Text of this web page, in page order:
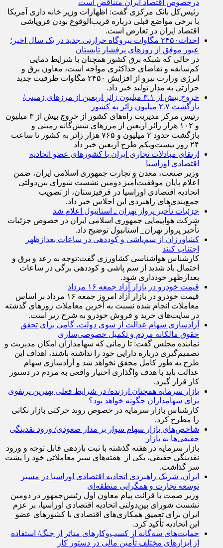
درخصوص اقتصاد ایران متناقض است
رئیس‌کل بانک مرکزی گفت: اظهارات وزیر خانه داری آمریکا
با برخی مواضع قبلی درباره قریب‌الوقوع بودن فروپاشی
اقتصاد ایران در تعارض است.
احداث۲۴۵۰ مگاوات نیروگاه حرارتی جدید در یک سال اخیر؛
عبور موفق از روز‌های پرفشار تابستان
در حالی که شبکه برق کشور همچنان با شرایط دمایی
کم‌سابقه و تقاضای حداکثری مواجه است، معاون برق و
انرژی وزارت نیرو از افزایش ۲۴۵۰ مگاوات ظرفیت جدید
حرارتی به مدار تولید خبر داد.
خروج بیش از ۳.۱ میلیون زائر اربعین از مرزهای زمینی/
بازگشت ۲.۷ میلیون زائر به کشور
رئیس مرکز مدیریت راه‌های کشور از خروج بیش از ۳ میلیون
و ۱۰۲ هزار زائر اربعین از مرزهای شش‌گانه زمینی و
بازگشت حدود ۲ میلیون و ۷۶۵ هزار زائر به کشور تا ساعت
۲۴ روز بیست‌ویکم طرح اربعین خبر داد
ارتقای مبادلات تجاری ایران با کشور‌های عضو اتحادیه
اقتصادی اوراسیا
وزیر صنعت، معدن و تجارت جمهوری اسلامی ایران، ضمن
اعلام پایان موفقیت‌آمیز دومین نشست شورای بین‌دولتی
اتحادیه اقتصادی اوراسیا در قرقیزستان، از تصویب
جمع‌بندی‌های راهبردی این اجلاس خبر داد.
جزئیات تأخیر پرواز تهران ـ استانبول اعلام شد
شرکت هواپیمایی جمهوری اسلامی ایران در خصوص جزئیات
تأخیر پرواز تهران_ استانبول توضیح داد.
کشاورزان از سم‌پاشی و کوددهی در ساعات بعدازظهر
اجتناب کنند
کارشناس هواشناسی کشاورزی گفت:توجه به رعد و برق و
احتمال باد شدید از سم پاشی و کوددهی برگی در ساعات
بعدازظهر خودداری شود.
قیمت خودرو در بازار آزاد جمعه ۱۶ مرداد
قیمت خودرو در بازار آزاد امروز جمعه ۱۶ مرداد بر اساس
معاملات انجام شده نسبت به آخرین معاملات روز‌های گذشته
در سایت‌های خرید و فروش خودرو به شرح زیر است.
آزادسازی سهام عدالت از سوی دولت، گامی برای تحقق
حقوق مالکانه مردم و تکمیل خصوصی‌سازی
نماینده مجلس گفت: تا زمانی که سهامداران امکان مدیریت و
تصمیم‌گیری درباره دارایی خود را نداشته باشند، اهداف این
طرح به طور کامل محقق نخواهد شد و آزادسازی سهام
عدالت باید با هدف واگذاری اختیار واقعی به مردم در دستور
کار قرار گیرد.
بازار سرمایه همچنان ارزنده/ در شرایط فعلی بهترین پرتفوی
برای سهامداران چگونه خواهد بود؟
کارشناس بازار سرمایه در خصوص روند حرکتی بازار نکاتی
را مطرح کرد.
شاخص‌های بازار سهام سوار بر مدار صعودی/ ورود نقدینگی
حقیقی‌ها به بازار
بازار سرمایه در هفته گذشته با ثبت بازدهی قابل توجه و ورود
نقدینگی حقیقی، یکی از هفته‌های سبز معاملاتی خود را پشت
سر گذاشت.
ایران، شریک راهبردی اتحادیه اقتصادی اوراسیا در مسیر
توسعه تجارت و همگرایی منطقه‌ای
وزیر صمت با قرائت پیام معاون اول رئیس‌جمهور در دومین
نشست شورای بین‌دولتی اتحادیه اقتصادی اوراسیا، بر عزم
ایران برای تعمیق همکاری‌های اقتصادی با کشورهای عضو
این اتحادیه تأکید کرد.
حمایت‌های سه‌گانه از کسب‌وکارهای متاثر از جنگ/ استفاده
از ابزارهای مختلف تأمین مالی در دستور کار